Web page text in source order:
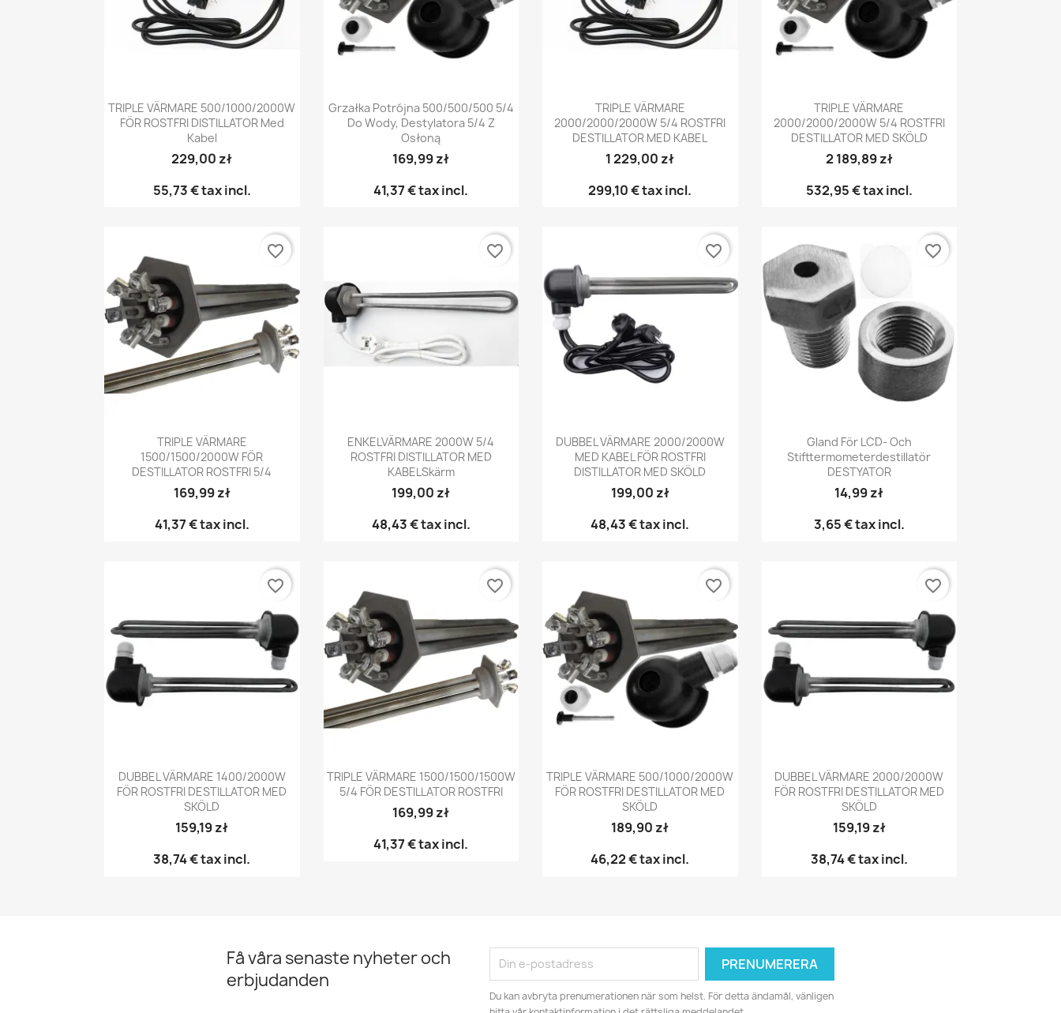
Snabbvy
TRIPLE VÄRMARE 500/1000/2000W
FÖR ROSTFRI DISTILLATOR Med
Kabel
229,00 zł
55,73 €tax incl.
Snabbvy
Grzałka Potrójna 500/500/500 5/4
Do Wody, Destylatora 5/4 Z
Osłoną
169,99 zł
41,37 €tax incl.
 Snabbvy
TRIPLE VÄRMARE
2000/2000/2000W 5/4 ROSTFRI
DESTILLATOR MED KABEL
1 229,00 zł
299,10 €tax incl.
 Snabbvy
TRIPLE VÄRMARE
2000/2000/2000W 5/4 ROSTFRI
DESTILLATOR MED SKÖLD
2 189,89 zł
532,95 €tax incl.
 Snabbvy
TRIPLE VÄRMARE
1500/1500/2000W FÖR
DESTILLATOR ROSTFRI 5/4
169,99 zł
41,37 €tax incl.
favorite_border
Snabbvy
ENKELVÄRMARE 2000W 5/4
ROSTFRI DISTILLATOR MED
KABELSkärm
199,00 zł
48,43 €tax incl.
favorite_border
Snabbvy
DUBBEL VÄRMARE 2000/2000W
MED KABEL FÖR ROSTFRI
DISTILLATOR MED SKÖLD
199,00 zł
48,43 €tax incl.
favorite_border
 Snabbvy
Gland För LCD- Och
Stifttermometerdestillatör
DESTYATOR
14,99 zł
3,65 €tax incl.
favorite_border
Snabbvy
DUBBEL VÄRMARE 1400/2000W
FÖR ROSTFRI DESTILLATOR MED
SKÖLD
159,19 zł
38,74 €tax incl.
favorite_border
Snabbvy
TRIPLE VÄRMARE 1500/1500/1500W
5/4 FÖR DESTILLATOR ROSTFRI
169,99 zł
41,37 €tax incl.
favorite_border
Snabbvy
TRIPLE VÄRMARE 500/1000/2000W
FÖR ROSTFRI DESTILLATOR MED
SKÖLD
189,90 zł
46,22 €tax incl.
favorite_border
Snabbvy
DUBBEL VÄRMARE 2000/2000W
FÖR ROSTFRI DESTILLATOR MED
SKÖLD
159,19 zł
38,74 €tax incl.
favorite_border
Få våra senaste nyheter och
erbjudanden
Du kan avbryta prenumerationen när som helst. För detta ändamål, vänligen